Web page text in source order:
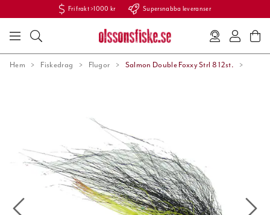
Fri frakt >1000 kr Supersnabba leveranser
Hem Fiskedrag Flugor Salmon Double Foxxy Strl 8 12st.